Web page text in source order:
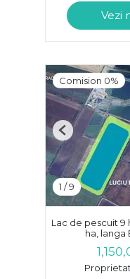
Vezi
Comision 0%
1 /9
Previous
Lac de pescuit 9
ha, langa